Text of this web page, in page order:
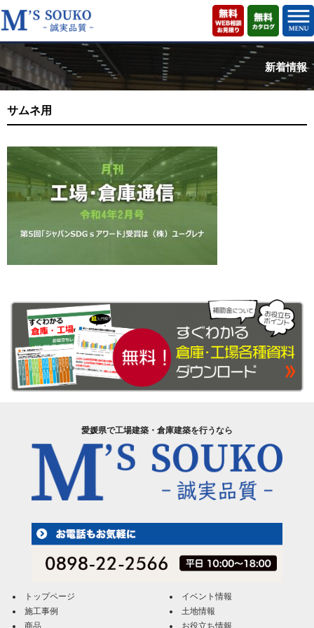
新着情報
サムネ用
愛媛県で工場建築・倉庫建築を行うなら
トップページ
施工事例
イベント情報
土地情報